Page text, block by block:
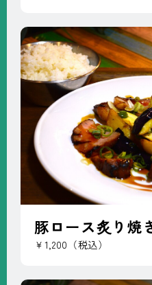
豚ロース炙り焼
￥1,200（税込）